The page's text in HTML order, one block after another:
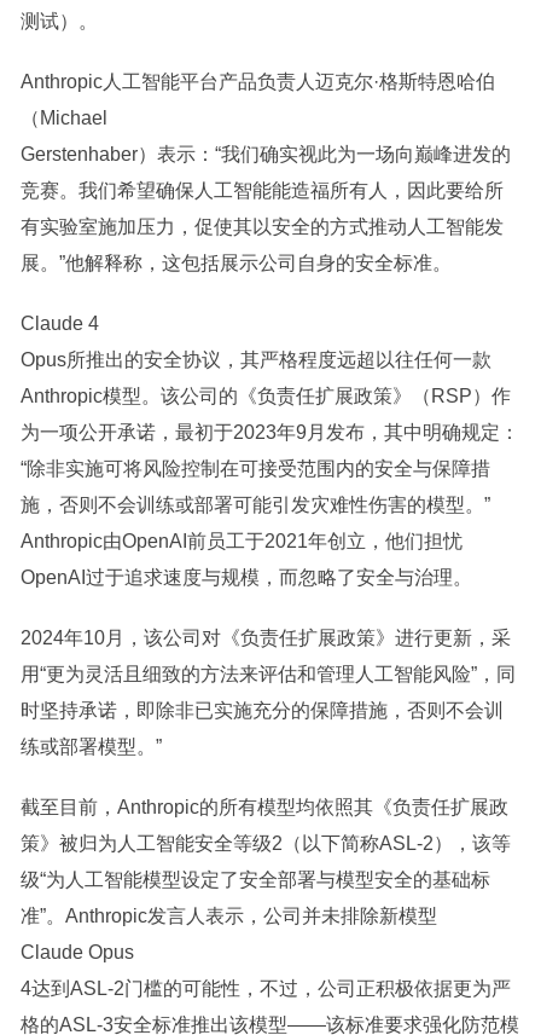
测试）。
Anthropic人工智能平台产品负责人迈克尔·格斯特恩哈伯
（Michael
Gerstenhaber）表示：“我们确实视此为一场向巅峰进发的
竞赛。我们希望确保人工智能能造福所有人，因此要给所
有实验室施加压力，促使其以安全的方式推动人工智能发
展。”他解释称，这包括展示公司自身的安全标准。
Claude 4
Opus所推出的安全协议，其严格程度远超以往任何一款
Anthropic模型。该公司的《负责任扩展政策》（RSP）作
为一项公开承诺，最初于2023年9月发布，其中明确规定：
“除非实施可将风险控制在可接受范围内的安全与保障措
施，否则不会训练或部署可能引发灾难性伤害的模型。”
Anthropic由OpenAI前员工于2021年创立，他们担忧
OpenAI过于追求速度与规模，而忽略了安全与治理。
2024年10月，该公司对《负责任扩展政策》进行更新，采
用“更为灵活且细致的方法来评估和管理人工智能风险”，同
时坚持承诺，即除非已实施充分的保障措施，否则不会训
练或部署模型。”
截至目前，Anthropic的所有模型均依照其《负责任扩展政
策》被归为人工智能安全等级2（以下简称ASL-2），该等
级“为人工智能模型设定了安全部署与模型安全的基础标
准”。Anthropic发言人表示，公司并未排除新模型
Claude Opus
4达到ASL-2门槛的可能性，不过，公司正积极依据更为严
格的ASL-3安全标准推出该模型——该标准要求强化防范模